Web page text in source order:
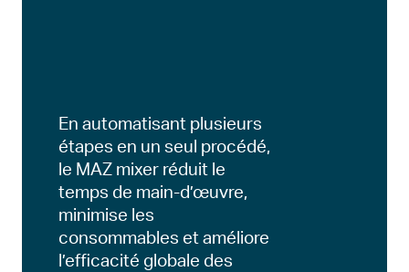
En automatisant plusieurs
étapes en un seul procédé,
le MAZ mixer réduit le
temps de main-d’œuvre,
minimise les
consommables et améliore
l’efficacité globale des